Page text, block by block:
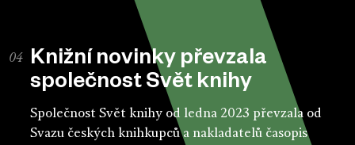
Knižní novinky převzala
společnost Svět knihy
Společnost Svět knihy od ledna 2023 převzala od
Svazu českých knihkupců a nakladatelů časopis